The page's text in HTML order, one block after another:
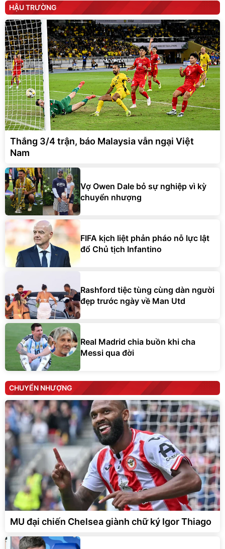
HẬU TRƯỜNG
Thắng 3/4 trận, báo Malaysia vẫn ngại Việt
Nam
Vợ Owen Dale bỏ sự nghiệp vì kỳ
chuyển nhượng
FIFA kịch liệt phản pháo nỗ lực lật
đổ Chủ tịch Infantino
Rashford tiệc tùng cùng dàn người
đẹp trước ngày về Man Utd
Real Madrid chia buồn khi cha
Messi qua đời
CHUYỂN NHƯỢNG
MU đại chiến Chelsea giành chữ ký Igor Thiago